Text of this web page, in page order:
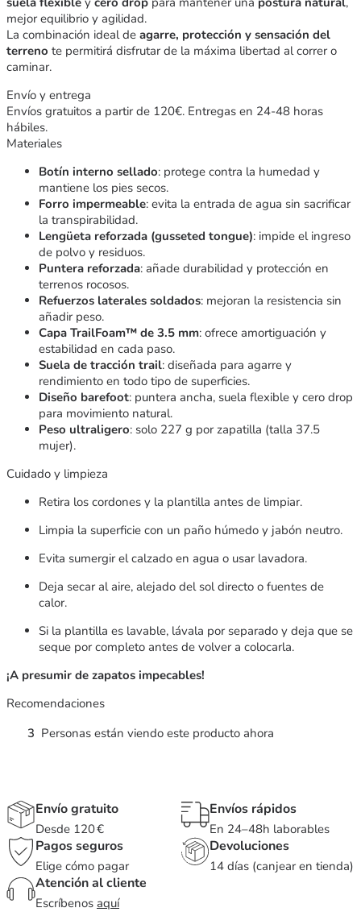
mejor equilibrio y agilidad.
La combinación ideal de agarre, protección y sensación del
terreno te permitirá disfrutar de la máxima libertad al correr o
caminar.
Envío y entrega
Envíos gratuitos a partir de 120€. Entregas en 24-48 horas
hábiles.
Materiales
Botín interno sellado: protege contra la humedad y
mantiene los pies secos.
Forro impermeable: evita la entrada de agua sin sacrificar
la transpirabilidad.
Lengüeta reforzada (gusseted tongue): impide el ingreso
de polvo y residuos.
Puntera reforzada: añade durabilidad y protección en
terrenos rocosos.
Refuerzos laterales soldados: mejoran la resistencia sin
añadir peso.
Capa TrailFoam™ de 3.5 mm: ofrece amortiguación y
estabilidad en cada paso.
Suela de tracción trail: diseñada para agarre y
rendimiento en todo tipo de superficies.
Diseño barefoot: puntera ancha, suela flexible y cero drop
para movimiento natural.
Peso ultraligero: solo 227 g por zapatilla (talla 37.5
mujer).
Cuidado y limpieza
Retira los cordones y la plantilla antes de limpiar.
Limpia la superficie con un paño húmedo y jabón neutro.
Evita sumergir el calzado en agua o usar lavadora.
Deja secar al aire, alejado del sol directo o fuentes de
calor.
Si la plantilla es lavable, lávala por separado y deja que se
seque por completo antes de volver a colocarla.
¡A presumir de zapatos impecables!
Recomendaciones
3 Personas están viendo este producto ahora
Envío gratuito
Desde 120 €
Envíos rápidos
En 24–48h laborables
Pagos seguros
Elige cómo pagar
Devoluciones
14 días (canjear en tienda)
Atención al cliente
Escríbenos aquí